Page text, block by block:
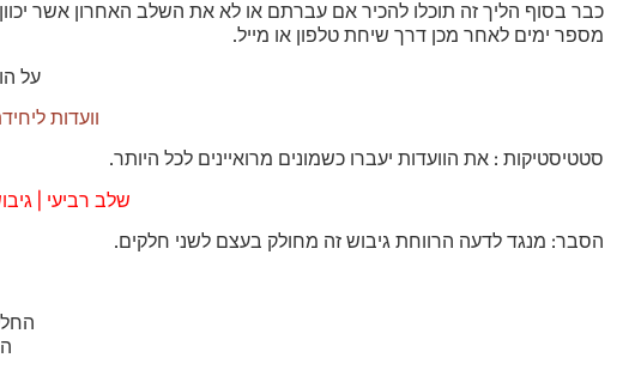
כבר בסוף הליך זה תוכלו להכיר אם עברתם או לא את השלב האחרון אשר
מספר ימים לאחר מכן דרך שיחת טלפון או מייל.
על
וועדות
סטטיסטיקות : את הוועדות יעברו כשמונים מרואיינים לכל היותר.
שלב רביעי |
הסבר: מנגד לדעה הרווחת גיבוש זה מחולק בעצם לשני חלקים.